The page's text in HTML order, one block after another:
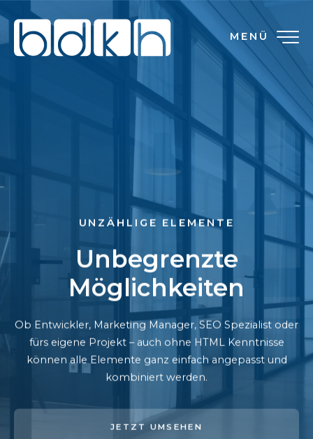
MENÜ
UNZÄHLIGE ELEMENTE
Unbegrenzte
Möglichkeiten
Ob Entwickler, Marketing Manager, SEO Spezialist oder
fürs eigene Projekt – auch ohne HTML Kenntnisse
können alle Elemente ganz einfach angepasst und
kombiniert werden.
JETZT UMSEHEN